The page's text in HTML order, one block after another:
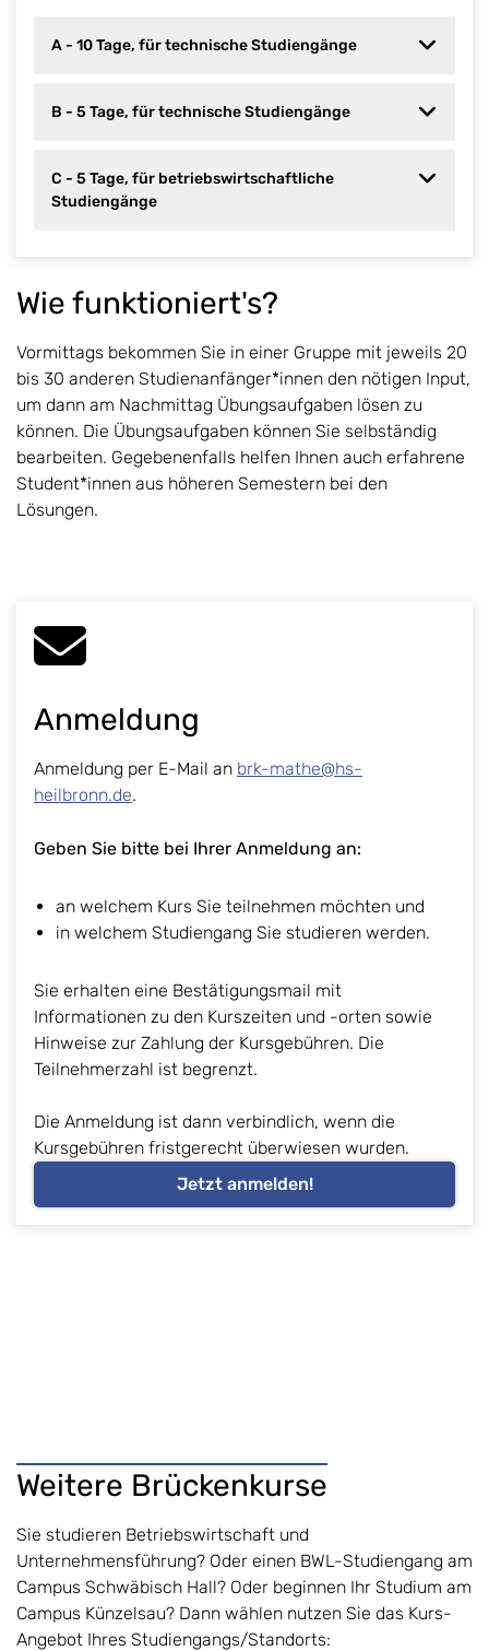
A - 10 Tage, für technische Studiengänge
B - 5 Tage, für technische Studiengänge
C - 5 Tage, für betriebswirtschaftliche
Studiengänge
Wie funktioniert's?
Vormittags bekommen Sie in einer Gruppe mit jeweils 20
bis 30 anderen Studienanfänger*innen den nötigen Input,
um dann am Nachmittag Übungsaufgaben lösen zu
können. Die Übungsaufgaben können Sie selbständig
bearbeiten. Gegebenenfalls helfen Ihnen auch erfahrene
Student*innen aus höheren Semestern bei den
Lösungen.
Anmeldung
Anmeldung per E-Mail an brk-mathe@hs-
heilbronn.de.
Geben Sie bitte bei Ihrer Anmeldung an:
an welchem Kurs Sie teilnehmen möchten und
in welchem Studiengang Sie studieren werden.
Sie erhalten eine Bestätigungsmail mit
Informationen zu den Kurszeiten und -orten sowie
Hinweise zur Zahlung der Kursgebühren. Die
Teilnehmerzahl ist begrenzt.
Die Anmeldung ist dann verbindlich, wenn die
Kursgebühren fristgerecht überwiesen wurden.
Jetzt anmelden!
Weitere Brückenkurse
Sie studieren Betriebswirtschaft und
Unternehmensführung? Oder einen BWL-Studiengang am
Campus Schwäbisch Hall? Oder beginnen Ihr Studium am
Campus Künzelsau? Dann wählen nutzen Sie das Kurs-
Angebot Ihres Studiengangs/Standorts: